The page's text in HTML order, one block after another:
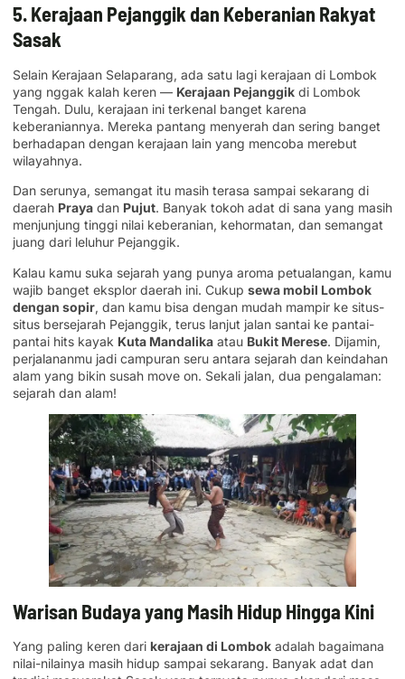
5. Kerajaan Pejanggik dan Keberanian Rakyat
Sasak
Selain Kerajaan Selaparang, ada satu lagi kerajaan di Lombok
yang nggak kalah keren — Kerajaan Pejanggik di Lombok
Tengah. Dulu, kerajaan ini terkenal banget karena
keberaniannya. Mereka pantang menyerah dan sering banget
berhadapan dengan kerajaan lain yang mencoba merebut
wilayahnya.
Dan serunya, semangat itu masih terasa sampai sekarang di
daerah Praya dan Pujut. Banyak tokoh adat di sana yang masih
menjunjung tinggi nilai keberanian, kehormatan, dan semangat
juang dari leluhur Pejanggik.
Kalau kamu suka sejarah yang punya aroma petualangan, kamu
wajib banget eksplor daerah ini. Cukup sewa mobil Lombok
dengan sopir, dan kamu bisa dengan mudah mampir ke situs-
situs bersejarah Pejanggik, terus lanjut jalan santai ke pantai-
pantai hits kayak Kuta Mandalika atau Bukit Merese. Dijamin,
perjalananmu jadi campuran seru antara sejarah dan keindahan
alam yang bikin susah move on. Sekali jalan, dua pengalaman:
sejarah dan alam!
Warisan Budaya yang Masih Hidup Hingga Kini
Yang paling keren dari kerajaan di Lombok adalah bagaimana
nilai-nilainya masih hidup sampai sekarang. Banyak adat dan